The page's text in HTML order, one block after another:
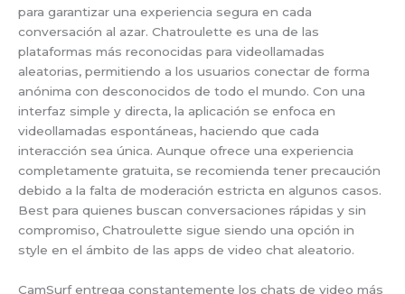
para garantizar una experiencia segura en cada
conversación al azar. Chatroulette es una de las
plataformas más reconocidas para videollamadas
aleatorias, permitiendo a los usuarios conectar de forma
anónima con desconocidos de todo el mundo. Con una
interfaz simple y directa, la aplicación se enfoca en
videollamadas espontáneas, haciendo que cada
interacción sea única. Aunque ofrece una experiencia
completamente gratuita, se recomienda tener precaución
debido a la falta de moderación estricta en algunos casos.
Best para quienes buscan conversaciones rápidas y sin
compromiso, Chatroulette sigue siendo una opción in
style en el ámbito de las apps de video chat aleatorio.
CamSurf entrega constantemente los chats de video más